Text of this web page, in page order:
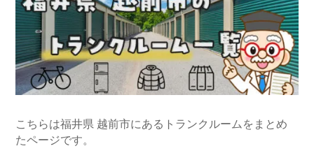
こちらは福井県 越前市にあるトランクルームをまとめ
たページです。